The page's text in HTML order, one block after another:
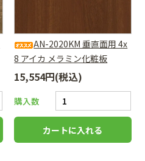
AN-2020KM 垂直面用 4x
8 アイカ メラミン化粧板
15,554円(税込)
購入数